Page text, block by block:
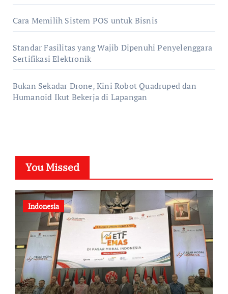
Cara Memilih Sistem POS untuk Bisnis
Standar Fasilitas yang Wajib Dipenuhi Penyelenggara
Sertifikasi Elektronik
Bukan Sekadar Drone, Kini Robot Quadruped dan
Humanoid Ikut Bekerja di Lapangan
You Missed
Indonesia